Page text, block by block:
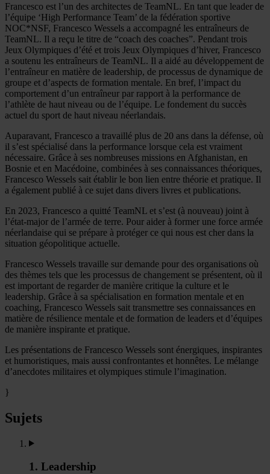
Francesco est l’un des architectes de TeamNL. En tant que leader de
l’équipe ‘High Performance Team’ de la fédération sportive
NOC*NSF, Francesco Wessels a accompagné les entraîneurs de
TeamNL. Il a reçu le titre de “coach des coaches”. Pendant trois
Jeux Olympiques d’été et trois Jeux Olympiques d’hiver, Francesco
a soutenu les entraîneurs de TeamNL. Il a aidé au développement de
l’entraîneur en matière de leadership, de processus de dynamique de
groupe et d’aspects de formation mentale. En bref, l’impact du
comportement d’un entraîneur par rapport à la performance de
l’athlète de haut niveau ou de l’équipe. Le fondement du succès
actuel du sport de haut niveau néerlandais.
Auparavant, Francesco a travaillé plus de 20 ans dans la défense, où
il s’est spécialisé dans la performance lorsque cela est vraiment
nécessaire. Grâce à ses nombreuses missions en Afghanistan, en
Bosnie et en Macédoine, combinées à ses connaissances théoriques,
Francesco Wessels sait établir le bon lien entre théorie et pratique. Il
a également publié à ce sujet dans divers livres et publications.
En 2023, Francesco a quitté TeamNL et s’est (à nouveau) joint à
l’état-major de l’armée de terre. Pour aider à former une force armée
néerlandaise qui se prépare à protéger ce qui nous est cher dans la
situation géopolitique actuelle.
Francesco Wessels travaille sur demande pour des organisations où
des thèmes tels que les processus de changement se présentent, où il
est important de regarder de manière critique la culture et le
leadership. Grâce à sa spécialisation en formation mentale et en
coaching, Francesco Wessels sait transmettre ses connaissances en
matière de résilience mentale et de formation de leaders et d’équipes
de manière inspirante et pratique.
Les présentations de Francesco Wessels sont énergiques, inspirantes
et humoristiques, mais aussi confrontantes et honnêtes. Le mélange
d’anecdotes militaires et olympiques stimule l’imagination.
}
Sujets
1. Leadership